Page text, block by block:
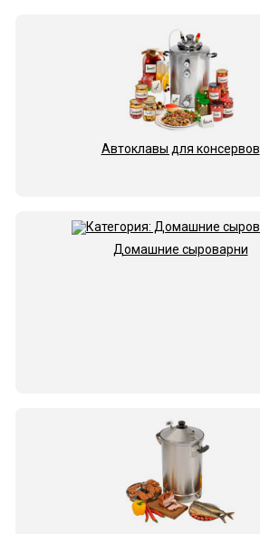
Автоклавы для консервов
Домашние сыроварни